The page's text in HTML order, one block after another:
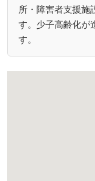
所・障害者支援施
す。少子高齢化が
す。